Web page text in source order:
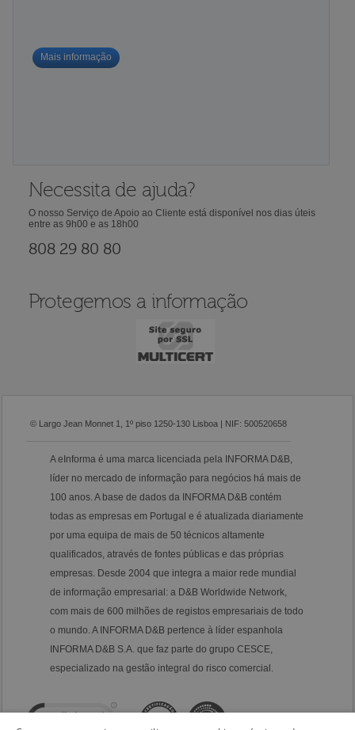
Mais informação
Necessita de ajuda?
O nosso Serviço de Apoio ao Cliente está disponível nos dias úteis
entre as 9h00 e as 18h00
808 29 80 80
Protegemos a informação
© Largo Jean Monnet 1, 1º piso 1250-130 Lisboa | NIF: 500520658
A eInforma é uma marca licenciada pela INFORMA D&B,
líder no mercado de informação para negócios há mais de
100 anos. A base de dados da INFORMA D&B contém
todas as empresas em Portugal e é atualizada diariamente
por uma equipa de mais de 50 técnicos altamente
qualificados, através de fontes públicas e das próprias
empresas. Desde 2004 que integra a maior rede mundial
de informação empresarial: a D&B Worldwide Network,
com mais de 600 milhões de registos empresariais de todo
o mundo. A INFORMA D&B pertence à líder espanhola
INFORMA D&B S.A. que faz parte do grupo CESCE,
especializado na gestão integral do risco comercial.